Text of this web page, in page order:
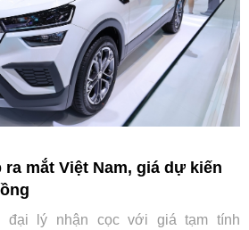
mắt Việt Nam, giá dự kiến
đại lý nhận cọc với giá tạm tính